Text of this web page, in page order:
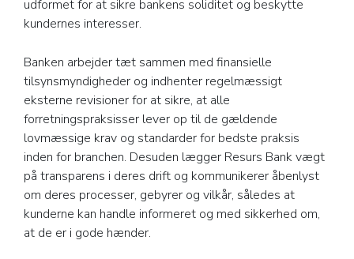
udformet for at sikre bankens soliditet og beskytte
kundernes interesser.
Banken arbejder tæt sammen med finansielle
tilsynsmyndigheder og indhenter regelmæssigt
eksterne revisioner for at sikre, at alle
forretningspraksisser lever op til de gældende
lovmæssige krav og standarder for bedste praksis
inden for branchen. Desuden lægger Resurs Bank vægt
på transparens i deres drift og kommunikerer åbenlyst
om deres processer, gebyrer og vilkår, således at
kunderne kan handle informeret og med sikkerhed om,
at de er i gode hænder.